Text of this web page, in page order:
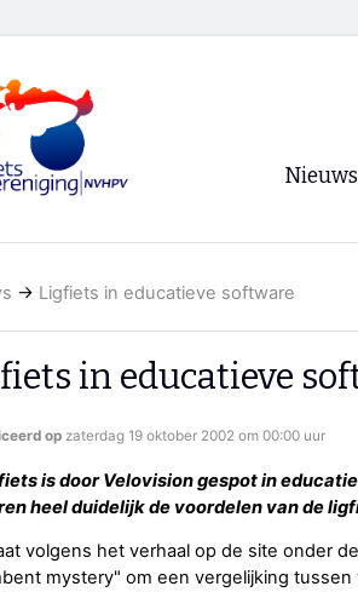
Nieuws
→ Ligfiets in educatieve software
in educatieve
op zaterdag 19 oktober 2002 om 00:00 uur
is door Velovision gespot in
heel duidelijk de voordelen van de
volgens het verhaal op de site onder
mystery" om een vergelijking